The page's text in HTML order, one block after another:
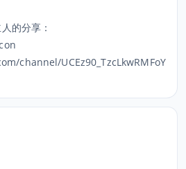
的分享：
channel/UCEz90_TzcLkwRMFoY